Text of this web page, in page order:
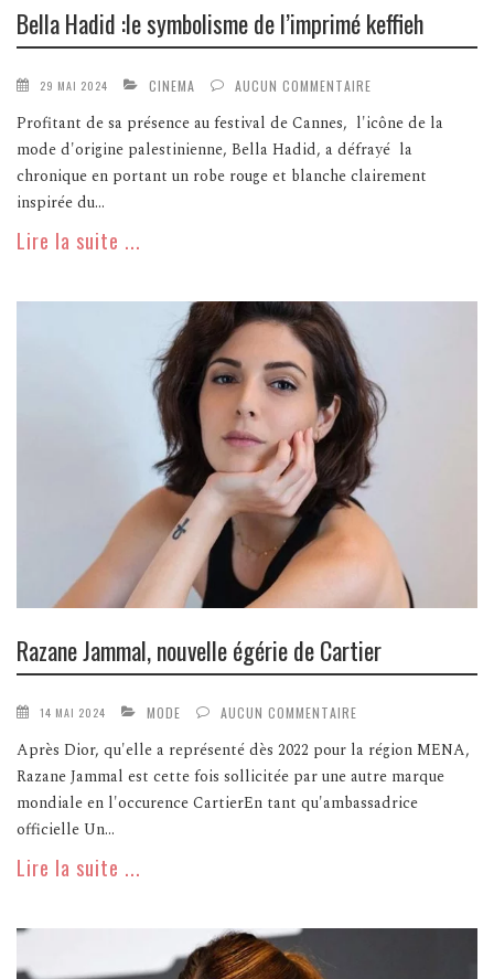
Bella Hadid :le symbolisme de l’imprimé keffieh
29 MAI 2024 CINEMA AUCUN COMMENTAIRE
Profitant de sa présence au festival de Cannes, l'icône de la
mode d'origine palestinienne, Bella Hadid, a défrayé la
chronique en portant un robe rouge et blanche clairement
inspirée du...
Lire la suite ...
Razane Jammal, nouvelle égérie de Cartier
14 MAI 2024 MODE AUCUN COMMENTAIRE
Après Dior, qu'elle a représenté dès 2022 pour la région MENA,
Razane Jammal est cette fois sollicitée par une autre marque
mondiale en l'occurence CartierEn tant qu'ambassadrice
officielle Un...
Lire la suite ...